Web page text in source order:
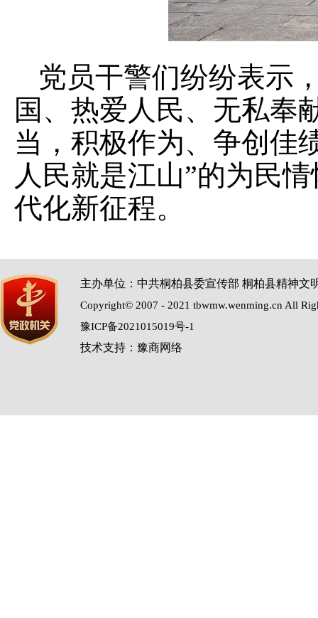
党员干警们纷纷表示
国、热爱人民、无私奉
当，积极作为、争创佳
人民就是江山”的为民
代化新征程。
主办单位：中共桐柏县委宣传部 桐柏县精神文
Copyright© 2007 - 2021 tbwmw.wenming.cn All
豫ICP备2021015019号-1
技术支持：豫商网络